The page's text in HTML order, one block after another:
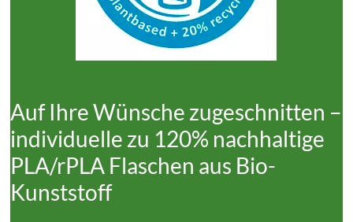
Auf Ihre Wünsche zugeschnitten –
individuelle zu 120% nachhaltige
PLA/rPLA Flaschen aus Bio-
Kunststoff